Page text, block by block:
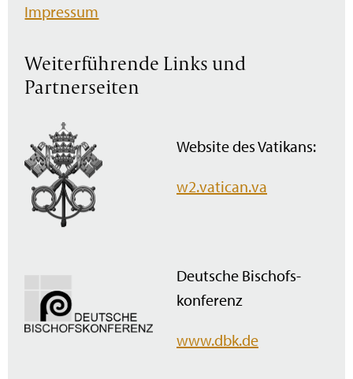
Impressum
Weiterführende Links und
Partnerseiten
Website des Vatikans:
w2.vatican.va
Deutsche Bischofs­
konferenz
www.dbk.de